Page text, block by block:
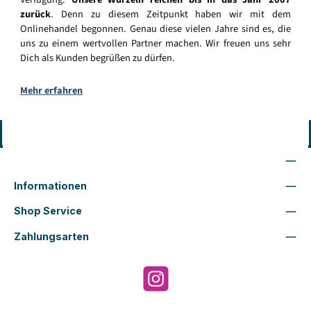
zurück. Denn zu diesem Zeitpunkt haben wir mit dem
Onlinehandel begonnen. Genau diese vielen Jahre sind es, die
uns zu einem wertvollen Partner machen. Wir freuen uns sehr
Dich als Kunden begrüßen zu dürfen.
Mehr erfahren
Informationen
Shop Service
Zahlungsarten
Instagram